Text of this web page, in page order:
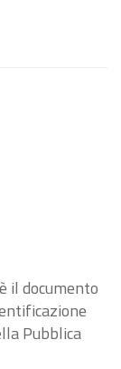
il documento
Pubblica